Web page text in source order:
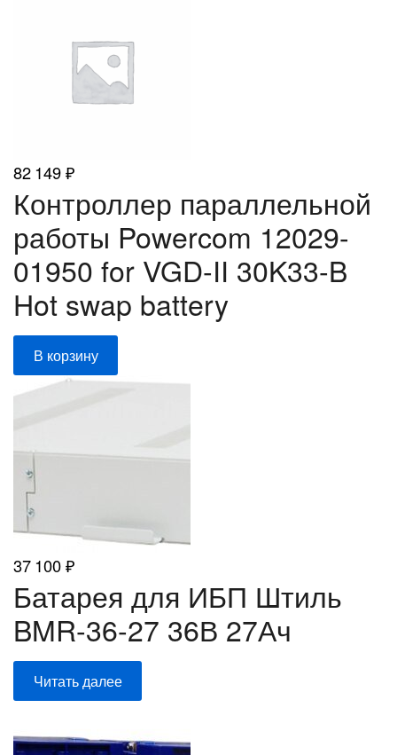
82 149₽
Контроллер параллельной
работы Powercom 12029-
01950 for VGD-II 30K33-B
Hot swap battery
В корзину
37 100₽
Батарея для ИБП Штиль
BMR-36-27 36В 27Ач
Читать далее